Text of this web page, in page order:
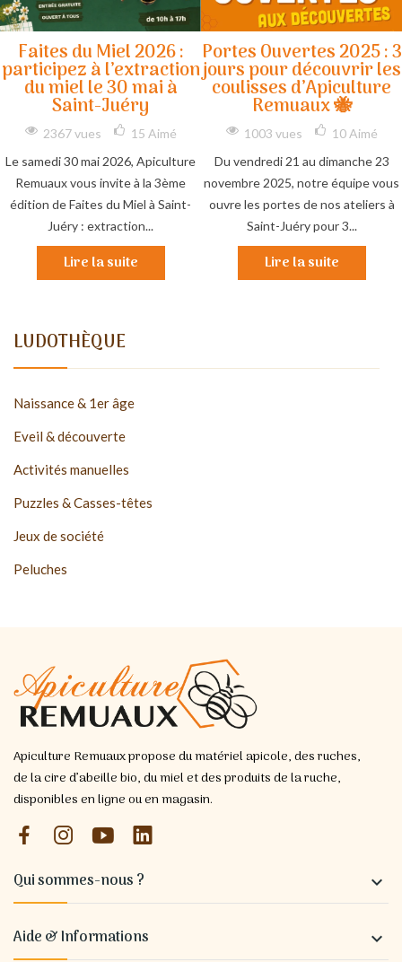
LUDOTHÈQUE
Naissance & 1er âge
Eveil & découverte
Activités manuelles
Puzzles & Casses-têtes
Jeux de société
Peluches
Faites du Miel 2026 :
participez à l’extraction
du miel le 30 mai à
Saint-Juéry
2367 vues 15 Aimé
Le samedi 30 mai 2026, Apiculture
Remuaux vous invite à la 3ème
édition de Faites du Miel à Saint-
Juéry : extraction...
Lire la suite
Portes Ouvertes 2025 : 3
jours pour découvrir les
coulisses d’Apiculture
Remuaux 🐝
1003 vues 10 Aimé
Du vendredi 21 au dimanche 23
novembre 2025, notre équipe vous
ouvre les portes de nos ateliers à
Saint-Juéry pour 3...
Lire la suite
Apiculture Remuaux propose du matériel apicole, des ruches,
de la cire d’abeille bio, du miel et des produits de la ruche,
disponibles en ligne ou en magasin.
Qui sommes-nous ? 
Aide & Informations 